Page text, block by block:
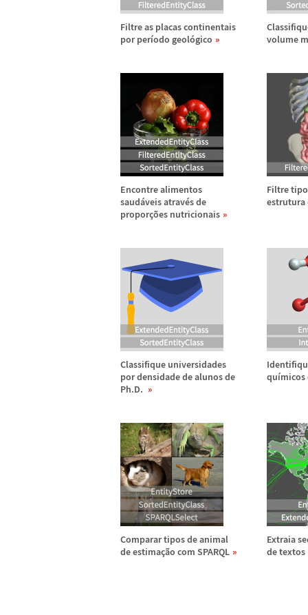
Filtre as placas continentais
por período geológico
volume
Encontre alimentos
saudáveis através de
proporções nutricionais
Filtre
estrutura
Classifique universidades
por densidade de alunos de
Ph.D.
químicos
Comparar tipos de animal
de estimação com SPARQL
Extraia
de textos